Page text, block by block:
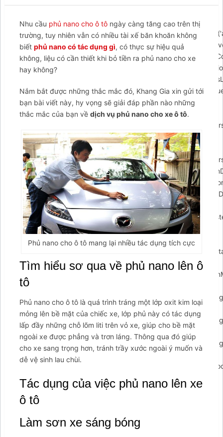
Nhu cầu phủ nano cho ô tôngày càng tăng cao trên thị
trường, tuy nhiên vẫn có nhiều tài xế băn khoăn không
biết phủ nano có tác dụng gì, có thực sự hiệu quả
không, liệu có cần thiết khi bỏ tiền ra phủ nano cho xe
hay không?
Nắm bắt được những thắc mắc đó, Khang Gia xin gửi tới
bạn bài viết này, hy vọng sẽ giải đáp phần nào những
thắc mắc của bạn về dịch vụ phủ nano cho xe ô tô.
Phủ nano cho ô tô mang lại nhiều tác dụng tích cực
Tìm hiểu sơ qua về phủ nano lên ô
tô
Phủ nano cho ô tô là quá trình tráng một lớp oxit kim loại
mỏng lên bề mặt của chiếc xe, lớp phủ này có tác dụng
lấp đầy những chỗ lõm liti trên vỏ xe, giúp cho bề mặt
ngoài xe được phẳng và trơn láng. Thông qua đó giúp
cho xe sang trọng hơn, tránh trầy xước ngoài ý muốn và
dễ vệ sinh lau chùi.
Tác dụng của việc phủ nano lên xe
ô tô
Làm sơn xe sáng bóng
body=document.getElementsByTagName('body')
form-callback form')){document.querySelector('#arcu-
form-callback
if(document.querySelector('#arcu-form-email form'))
{document.querySelector('#arcu-form-email
{if(event.detail.data&&event.detail.data.message)
{clearTimeout(closePopupTimeout);});if(arCuClosedCookie)
{return false;}
{arCuCreateCookie('arcumenu-
{clearTimeout(_arCuTimeOut);if(!arCuPromptClosed)
{clearTimeout(_arCuTimeOut);if(!arCuPromptClosed)
{clearTimeout(_arCuTimeOut);if(!arCuPromptClosed)
{clearTimeout(_arCuTimeOut);if(arCuClosedCookie!="1")
closed',1,0);}});var arcItem={};arcItem.id='msg-item-
7';arcItem.class='msg-item-phone';arcItem.title="Gọi cho
Tahico";arcItem.icon='